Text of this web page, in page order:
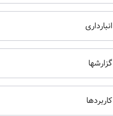
انبارداری
گزارشها
کاربردها